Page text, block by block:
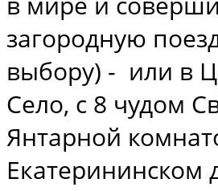
загородную
выбору) - или в
Село, с 8 чудом
Янтарной
Екатерининском